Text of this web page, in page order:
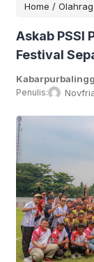
Home /
Askab PSSI
Festival
Penulis: